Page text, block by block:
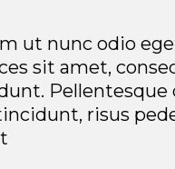
ut nunc odio
sit amet,
Pellentesque
risus